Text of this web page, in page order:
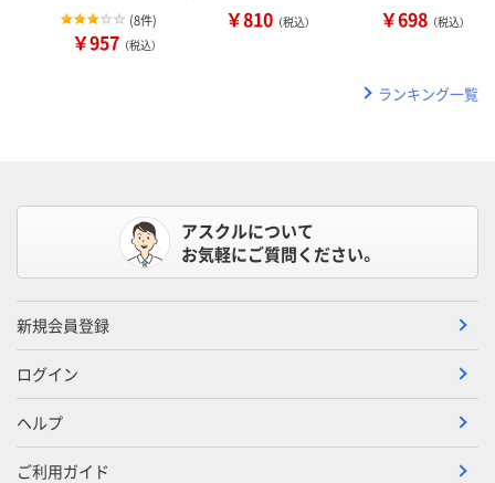
(8件)
￥957 （税込）
￥810 （税込） ￥698 （税込）
ランキング一覧
アスクルについて
お気軽にご質問ください。
新規会員登録
ログイン
ヘルプ
ご利用ガイド